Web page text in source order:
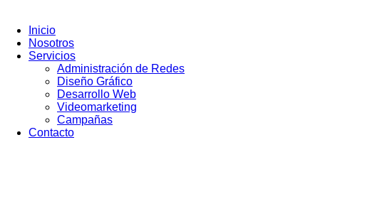
contenido
Inicio
Nosotros
Servicios
Administración de Redes
Diseño Gráfico
Desarrollo Web
Videomarketing
Campañas
Contacto